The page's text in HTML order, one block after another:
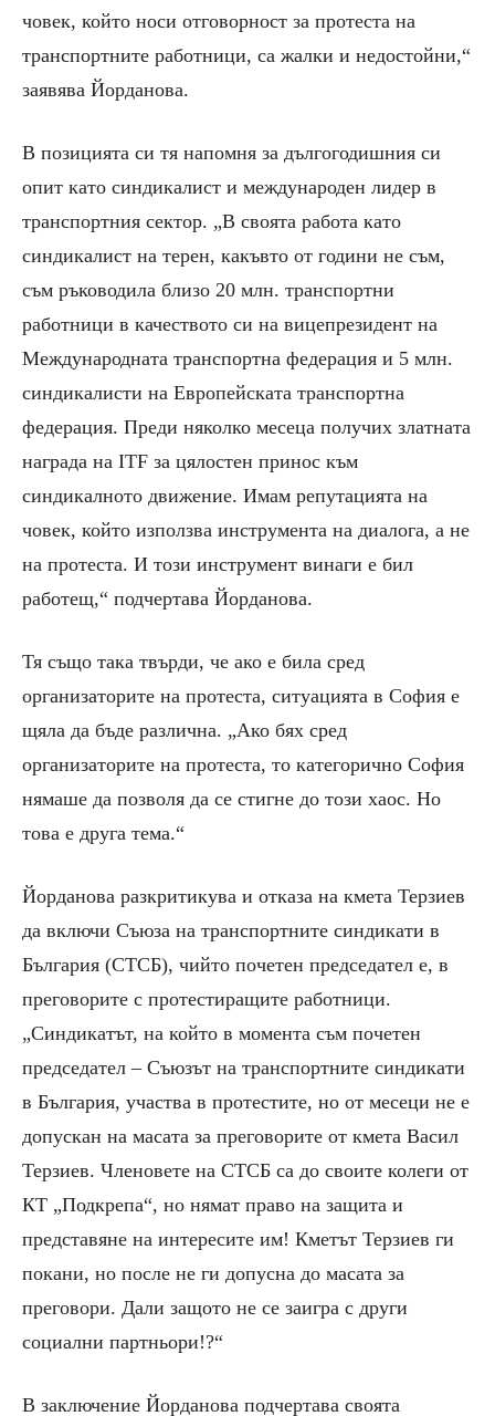
човек, който носи отговорност за протеста на
транспортните работници, са жалки и недостойни,“
заявява Йорданова.
В позицията си тя напомня за дългогодишния си
опит като синдикалист и международен лидер в
транспортния сектор. „В своята работа като
синдикалист на терен, какъвто от години не съм,
съм ръководила близо 20 млн. транспортни
работници в качеството си на вицепрезидент на
Международната транспортна федерация и 5 млн.
синдикалисти на Европейската транспортна
федерация. Преди няколко месеца получих златната
награда на ITF за цялостен принос към
синдикалното движение. Имам репутацията на
човек, който използва инструмента на диалога, а не
на протеста. И този инструмент винаги е бил
работещ,“ подчертава Йорданова.
Тя също така твърди, че ако е била сред
организаторите на протеста, ситуацията в София е
щяла да бъде различна. „Ако бях сред
организаторите на протеста, то категорично София
нямаше да позволя да се стигне до този хаос. Но
това е друга тема.“
Йорданова разкритикува и отказа на кмета Терзиев
да включи Съюза на транспортните синдикати в
България (СТСБ), чийто почетен председател е, в
преговорите с протестиращите работници.
„Синдикатът, на който в момента съм почетен
председател – Съюзът на транспортните синдикати
в България, участва в протестите, но от месеци не е
допускан на масата за преговорите от кмета Васил
Терзиев. Членовете на СТСБ са до своите колеги от
КТ „Подкрепа“, но нямат право на защита и
представяне на интересите им! Кметът Терзиев ги
покани, но после не ги допусна до масата за
преговори. Дали защото не се заигра с други
социални партньори!?“
В заключение Йорданова подчертава своята